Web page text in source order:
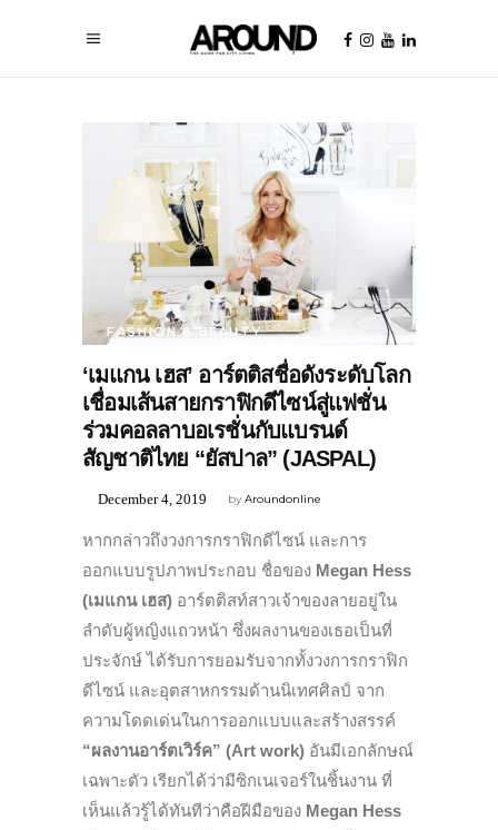
FASHION & BEAUTY
‘เมแกน เฮส’ อาร์ตติสชื่อดังระดับโลก
เชื่อมเส้นสายกราฟิกดีไซน์สู่แฟชั่น
ร่วมคอลลาบอเรชั่นกับแบรนด์
สัญชาติไทย “ยัสปาล” (JASPAL)
byAroundonline
December 4, 2019
หากกล่าวถึงวงการกราฟิกดีไซน์ และการ
ออกแบบรูปภาพประกอบ ชื่อของ Megan Hess
(เมแกน เฮส) อาร์ตติสท์สาวเจ้าของลายอยู่ใน
ลำดับผู้หญิงแถวหน้า ซึ่งผลงานของเธอเป็นที่
ประจักษ์ ได้รับการยอมรับจากทั้งวงการกราฟิก
ดีไซน์ และอุตสาหกรรมด้านนิเทศศิลป์ จาก
ความโดดเด่นในการออกแบบและสร้างสรรค์
“ผลงานอาร์ตเวิร์ค” (Art work) อันมีเอกลักษณ์
เฉพาะตัว เรียกได้ว่ามีซิกเนเจอร์ในชิ้นงาน ที่
เห็นแล้วรู้ได้ทันทีว่าคือฝีมือของ Megan Hess